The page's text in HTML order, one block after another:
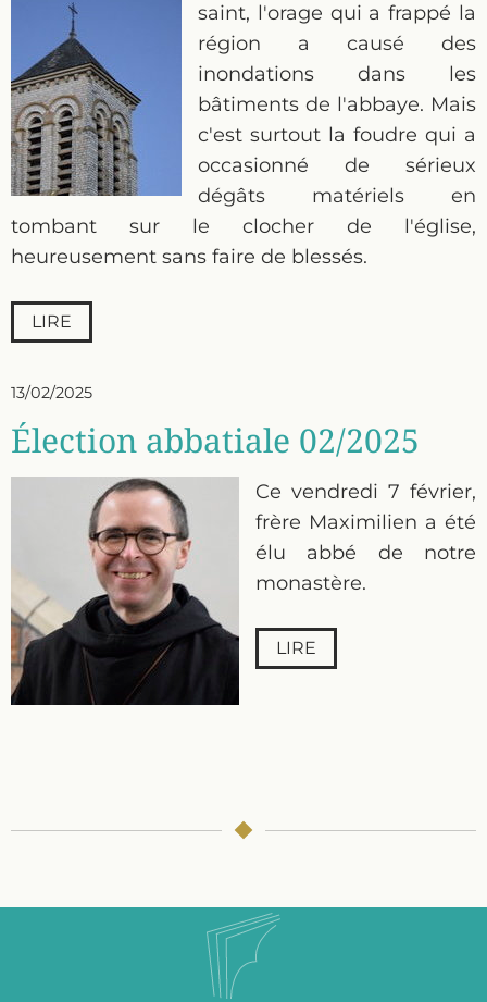
saint, l'orage qui a frappé la
région a causé des
inondations dans les
bâtiments de l'abbaye. Mais
c'est surtout la foudre qui a
occasionné de sérieux
dégâts matériels en
tombant sur le clocher de l'église,
heureusement sans faire de blessés.
LIRE
13/02/2025
Élection abbatiale 02/2025
Ce vendredi 7 février,
frère Maximilien a été
élu abbé de notre
monastère.
LIRE